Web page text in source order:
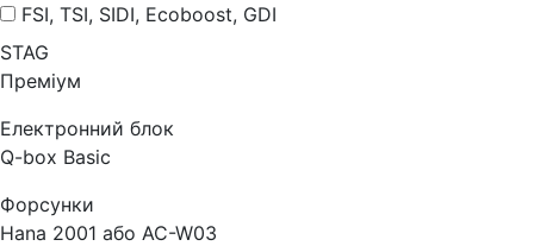
FSI, TSI, SIDI, Ecoboost, GDI
STAG
Преміум
Електронний блок
Q-box Basic
Форсунки
Hana 2001 або AC-W03